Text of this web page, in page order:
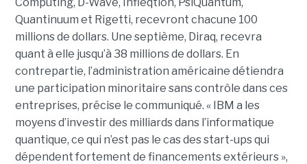
Quantinuum et Rigetti, recevront chacune 100
millions de dollars. Une septième, Diraq, recevra
quant à elle jusqu’à 38 millions de dollars. En
contrepartie, l’administration américaine détiendra
une participation minoritaire sans contrôle dans ces
entreprises, précise le communiqué. « IBM a les
moyens d’investir des milliards dans l’informatique
quantique, ce qui n’est pas le cas des start-ups qui
dépendent fortement de financements extérieurs »,